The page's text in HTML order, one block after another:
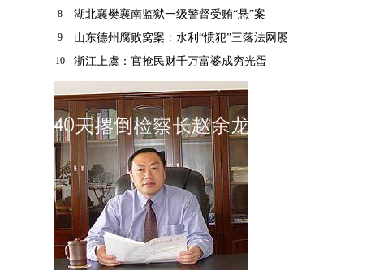
8 湖北襄樊襄南监狱一级警督受贿“悬”案
9 山东德州腐败窝案：水利“惯犯”三落法网屡
10 浙江上虞：官抢民财千万富婆成穷光蛋